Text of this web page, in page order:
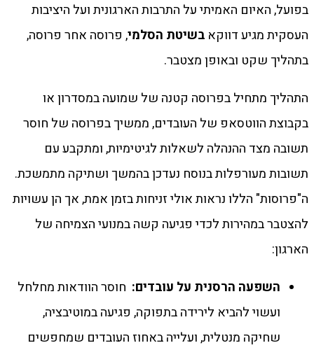
בפועל, האיום האמיתי על התרבות הארגונית ועל היציבות
העסקית מגיע דווקא בשיטת הסלמי, פרוסה אחר פרוסה,
בתהליך שקט ובאופן מצטבר.
התהליך מתחיל בפרוסה קטנה של שמועה במסדרון או
בקבוצת הווטסאפ של העובדים, ממשיך בפרוסה של חוסר
תשובה מצד ההנהלה לשאלות לגיטימיות, ומתקבע עם
תשובות מעורפלות בנוסח נעדכן בהמשך ושתיקה מתמשכת.
ה"פרוסות" הללו נראות אולי זניחות בזמן אמת, אך הן עשויות
להצטבר במהירות לכדי פגיעה קשה במנועי הצמיחה של
הארגון:
השפעה הרסנית על עובדים: חוסר הוודאות מחלחל
ועשוי להביא לירידה בתפוקה, פגיעה במוטיבציה,
שחיקה מנטלית, ועלייה באחוז העובדים שמחפשים